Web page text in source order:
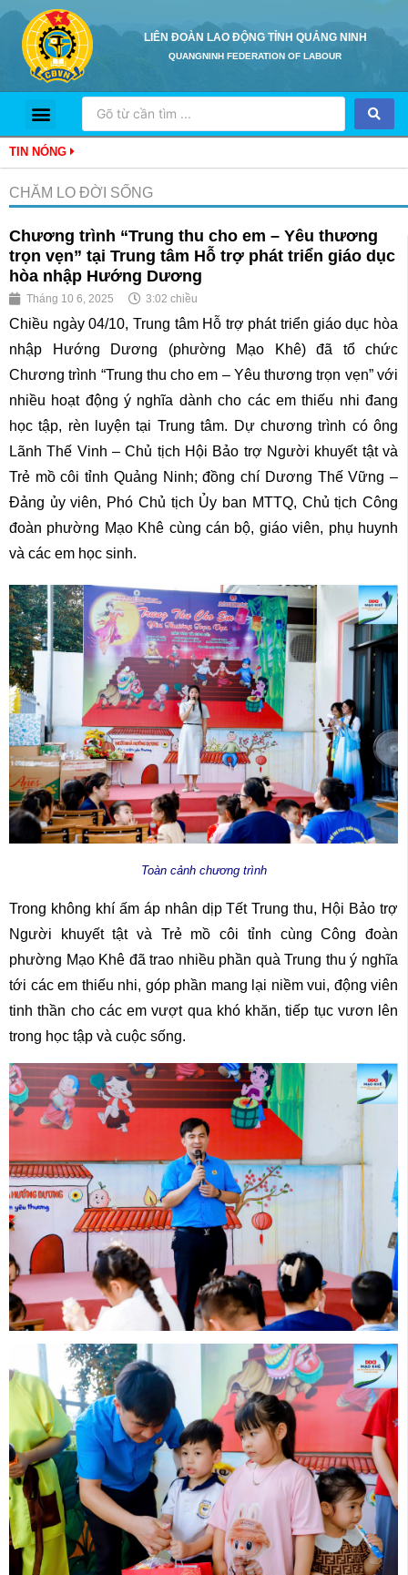
LIÊN ĐOÀN LAO ĐỘNG TỈNH QUẢNG NINH
QUANGNINH FEDERATION OF LABOUR
TIN NÓNG
CHĂM LO ĐỜI SỐNG
Chương trình “Trung thu cho em – Yêu thương
trọn vẹn” tại Trung tâm Hỗ trợ phát triển giáo dục
hòa nhập Hướng Dương
Tháng 10 6, 2025 3:02 chiều
Chiều ngày 04/10, Trung tâm Hỗ trợ phát triển giáo dục hòa
nhập Hướng Dương (phường Mạo Khê) đã tổ chức
Chương trình “Trung thu cho em – Yêu thương trọn vẹn” với
nhiều hoạt động ý nghĩa dành cho các em thiếu nhi đang
học tập, rèn luyện tại Trung tâm. Dự chương trình có ông
Lãnh Thế Vinh – Chủ tịch Hội Bảo trợ Người khuyết tật và
Trẻ mồ côi tỉnh Quảng Ninh; đồng chí Dương Thế Vững –
Đảng ủy viên, Phó Chủ tịch Ủy ban MTTQ, Chủ tịch Công
đoàn phường Mạo Khê cùng cán bộ, giáo viên, phụ huynh
và các em học sinh.
Toàn cảnh chương trình
Trong không khí ấm áp nhân dịp Tết Trung thu, Hội Bảo trợ
Người khuyết tật và Trẻ mồ côi tỉnh cùng Công đoàn
phường Mạo Khê đã trao nhiều phần quà Trung thu ý nghĩa
tới các em thiếu nhi, góp phần mang lại niềm vui, động viên
tinh thần cho các em vượt qua khó khăn, tiếp tục vươn lên
trong học tập và cuộc sống.